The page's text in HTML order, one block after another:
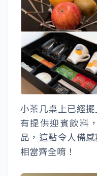
小茶几桌上已經
有提供迎賓飲料
品，這點令人備
相當齊全唷！